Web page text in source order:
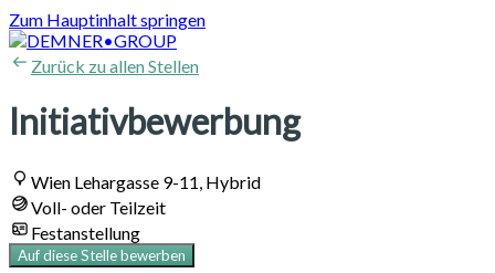
Zum Hauptinhalt springen
Zurück zu allen Stellen
Initiativbewerbung
Wien Lehargasse 9-11, Hybrid
Voll- oder Teilzeit
Festanstellung
Auf diese Stelle bewerben